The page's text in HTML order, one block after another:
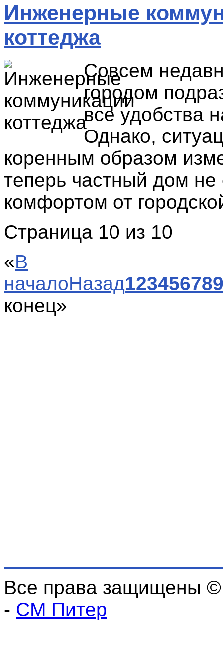
Инженерные
коттеджа
Совсем
городом
все удобства
Однако,
коренным образом
теперь частный дом не
комфортом от
Страница 10 из 10
«В
началоНазад123456789
конец»
Все права защищены
- СМ Питер